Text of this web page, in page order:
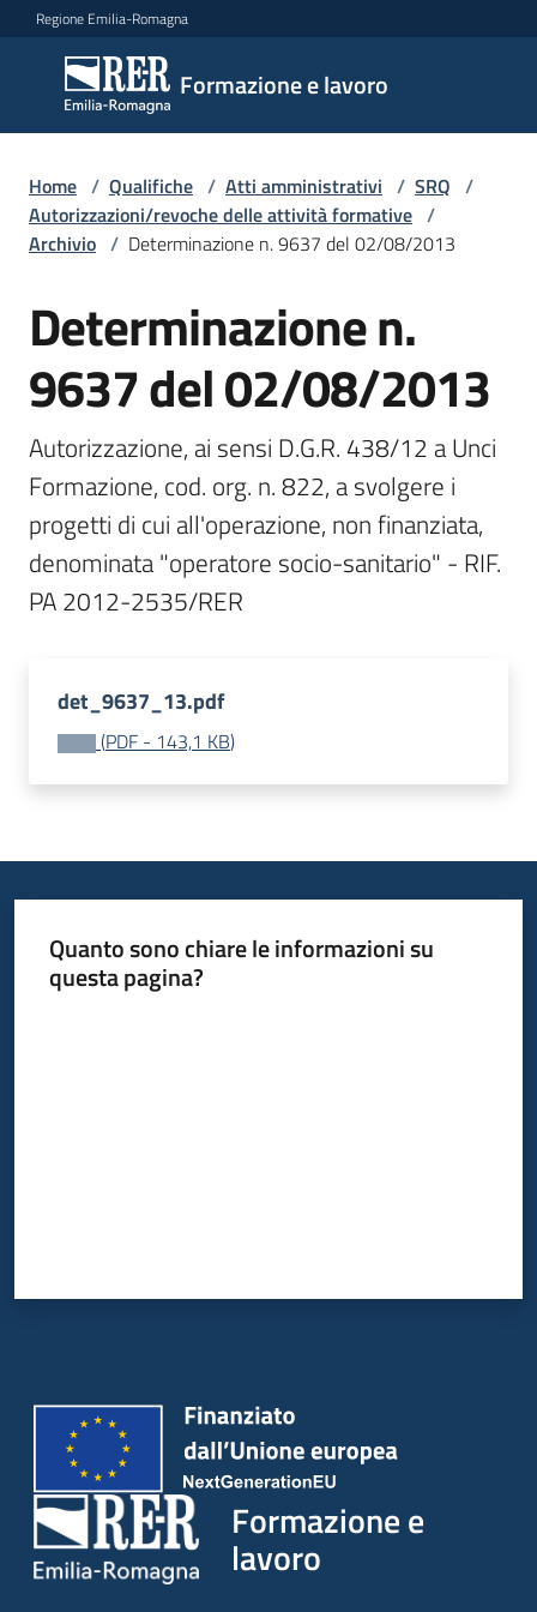
Vai al contenuto
Vai alla navigazione
Vai al footer
Regione Emilia-Romagna
Formazione e lavoro
Formazione
e lavoro
Argomenti
Novità
Servizi
Leggi
Atti
Bandi
Progetti
Fondo
sociale
Plus
Home / Qualifiche / Atti amministrativi / SRQ /
Autorizzazioni/revoche delle attività formative /
Archivio / Determinazione n. 9637 del 02/08/2013
Determinazione n.
9637 del 02/08/2013
Autorizzazione, ai sensi D.G.R. 438/12 a Unci
Formazione, cod. org. n. 822, a svolgere i
progetti di cui all'operazione, non finanziata,
denominata "operatore socio-sanitario" - RIF.
det_9637_13.pdf
(PDF - 143,1 KB)
Quanto sono chiare le informazioni su
questa pagina?
Formazione e
lavoro